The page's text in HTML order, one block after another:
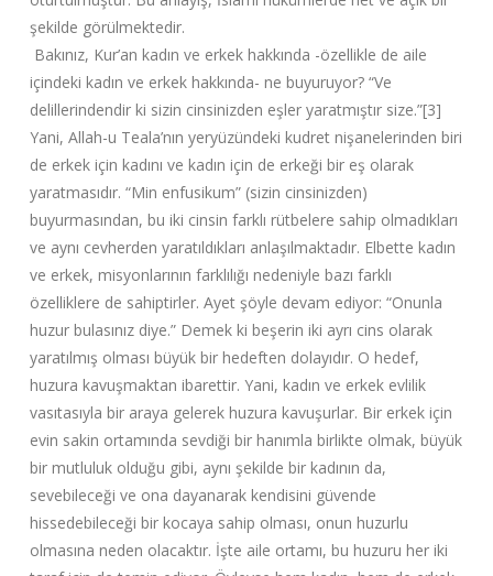
şekilde görülmektedir.
Bakınız, Kur’an kadın ve erkek hakkında -özellikle de aile
içindeki kadın ve erkek hakkında- ne buyuruyor? “Ve
delillerindendir ki sizin cinsinizden eşler yaratmıştır size.”[3]
Yani, Allah-u Teala’nın yeryüzündeki kudret nişanelerinden biri
de erkek için kadını ve kadın için de erkeği bir eş olarak
yaratmasıdır. “Min enfusikum” (sizin cinsinizden)
buyurmasından, bu iki cinsin farklı rütbelere sahip olmadıkları
ve aynı cevherden yaratıldıkları anlaşılmaktadır. Elbette kadın
ve erkek, misyonlarının farklılığı nedeniyle bazı farklı
özelliklere de sahiptirler. Ayet şöyle devam ediyor: “Onunla
huzur bulasınız diye.” Demek ki beşerin iki ayrı cins olarak
yaratılmış olması büyük bir hedeften dolayıdır. O hedef,
huzura kavuşmaktan ibarettir. Yani, kadın ve erkek evlilik
vasıtasıyla bir araya gelerek huzura kavuşurlar. Bir erkek için
evin sakin ortamında sevdiği bir hanımla birlikte olmak, büyük
bir mutluluk olduğu gibi, aynı şekilde bir kadının da,
sevebileceği ve ona dayanarak kendisini güvende
hissedebileceği bir kocaya sahip olması, onun huzurlu
olmasına neden olacaktır. İşte aile ortamı, bu huzuru her iki